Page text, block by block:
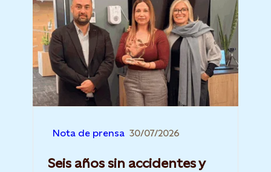
Nota de prensa 30/07/2026
Seis años sin accidentes y